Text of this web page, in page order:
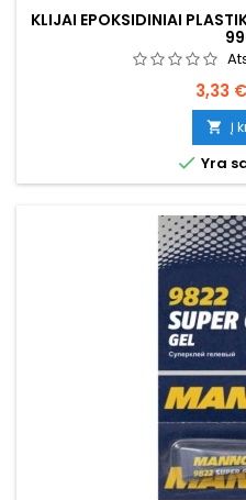
KLIJAI EPOKSIDINIAI
Kaina
3,33 €
 Į
 Yra